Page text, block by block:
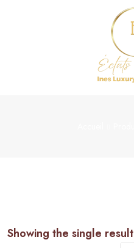
Showing the single result